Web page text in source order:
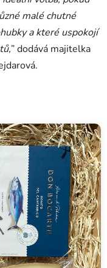
malé chutné
a které uspokojí
” dodává majitelka